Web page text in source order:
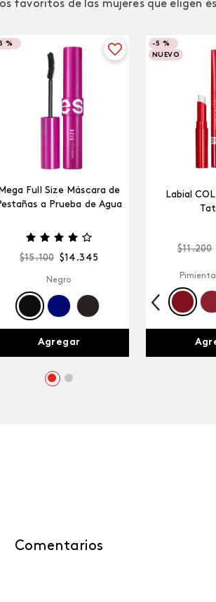
favoritos de las mujeres que eligen
%
Full Size Máscara de
a Prueba de Agua
$15.100 $14 .345
Negro
Agregar
-5 %
NUEVO
Labial
$11.200
Comentarios